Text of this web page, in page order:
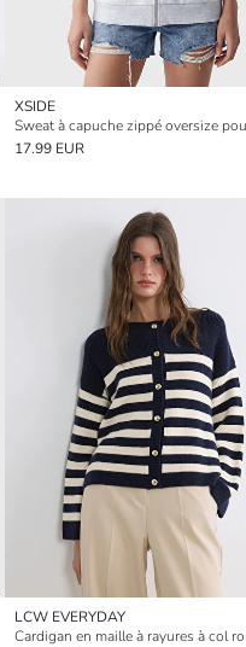
XSIDE
17.99 EUR
LCW EVERYDAY